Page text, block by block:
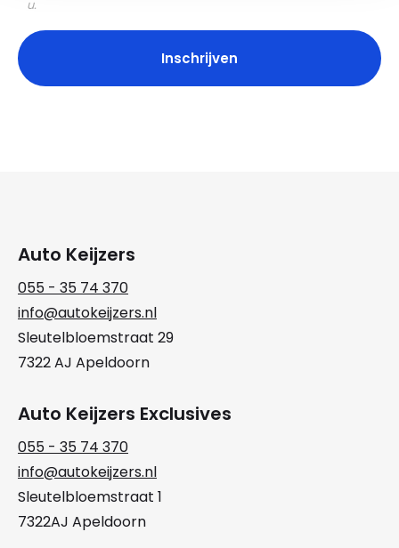
u.
Auto Keijzers
055 - 35 74 370
info@autokeijzers.nl
Sleutelbloemstraat 29
7322 AJ Apeldoorn
Auto Keijzers Exclusives
055 - 35 74 370
info@autokeijzers.nl
Sleutelbloemstraat 1
7322AJ Apeldoorn